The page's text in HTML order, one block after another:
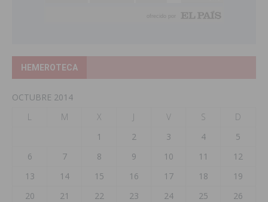
HEMEROTECA
OCTUBRE 2014
L
M X J V S
D
1
2 3 4
5
6
7 8 9 10 11
12
13
14 15 16 17 18
19
20
21 22 23 24 25
26